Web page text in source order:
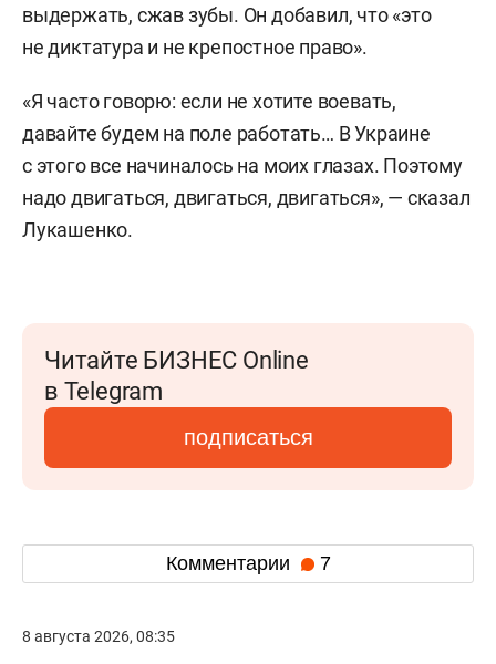
выдержать, сжав зубы. Он добавил, что «это
не диктатура и не крепостное право».
«Я часто говорю: если не хотите воевать,
давайте будем на поле работать… В Украине
с этого все начиналось на моих глазах. Поэтому
надо двигаться, двигаться, двигаться», — сказал
Лукашенко.
Читайте БИЗНЕС Online
в Telegram
подписаться
Комментарии 7
8 августа 2026, 08:35